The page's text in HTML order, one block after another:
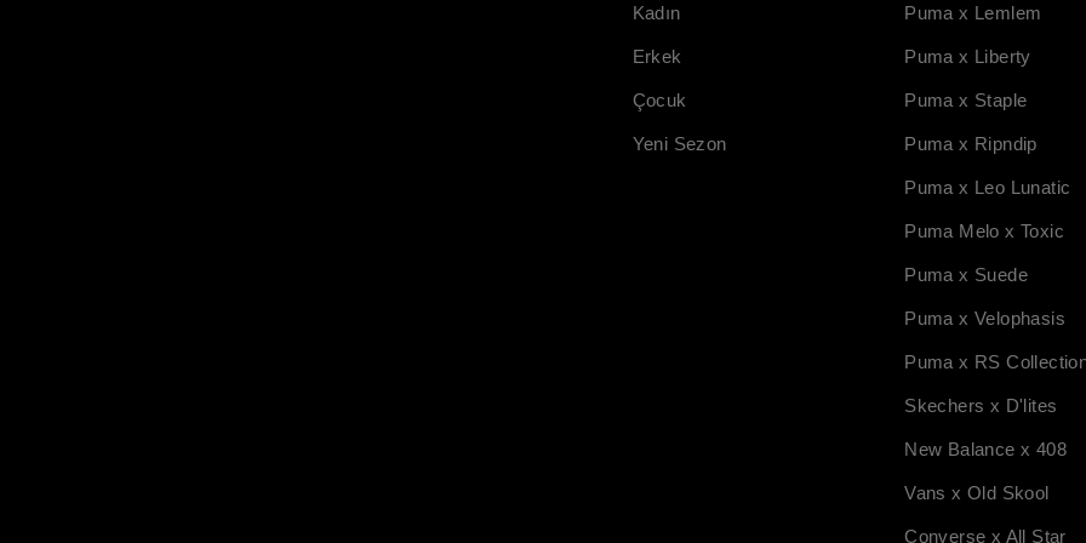
Kadın
Erkek
Çocuk
Yeni Sezon
Puma x Lemlem
Puma x Liberty
Puma x Staple
Puma x Ripndip
Puma x Leo Lunatic
Puma Melo x Toxic
Puma x Suede
Puma x Velophasis
Puma x RS
Skechers x D'lites
New Balance x 408
Vans x Old Skool
Converse x All Star